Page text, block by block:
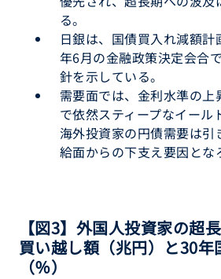
る。
日銀は、国債買入れ減額
年6月の金融政策決定会合
針を示している。
需要面では、金利水準の
で依然スティープなイール
海外投資家の円債需要は引
給面からの下支え要因とな
【図3】外国人投資家の超
買い越し額（兆円）と30年
（％）